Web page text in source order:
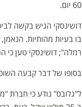
60 יום.
‏דושינסקי הגיש בקשה
בו בעיות מהותיות.
רמלה"; דושינסקי טען כי
בסופו של דבר קבעה